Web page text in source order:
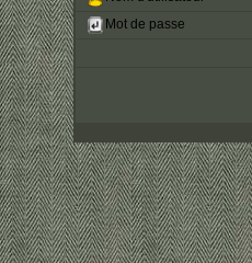
Mot de passe